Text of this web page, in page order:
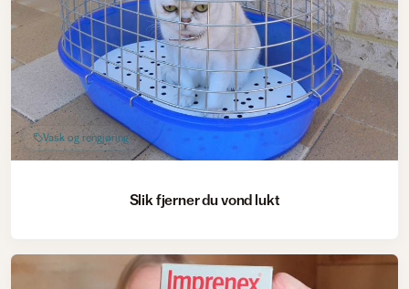
Vask og rengjøring
Slik fjerner du vond lukt